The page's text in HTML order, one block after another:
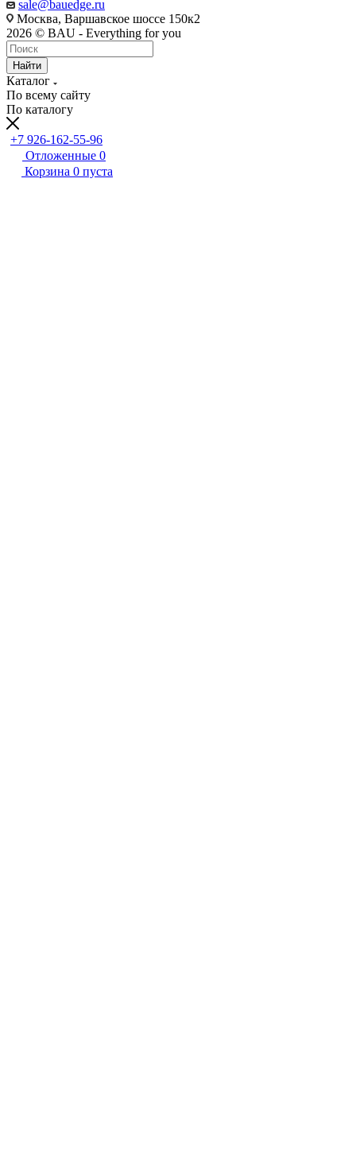
sale@bauedge.ru
Москва, Варшавское шоссе 150к2
2026 © BAU - Everything for you
Найти
Каталог
По всему сайту
По каталогу
+7 926-162-55-96
Отложенные 0
Корзина 0 пуста